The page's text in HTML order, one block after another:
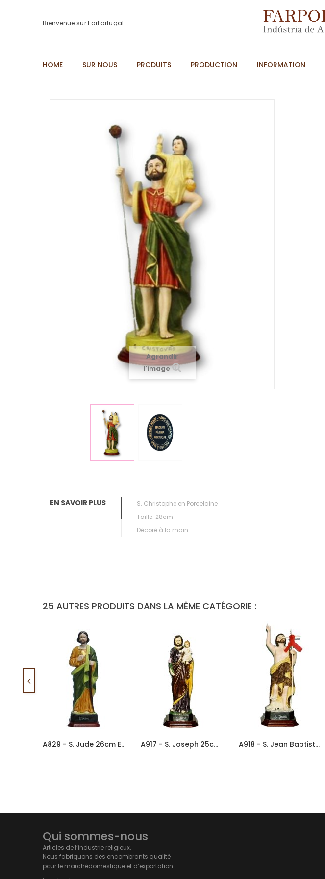
Bienvenue sur FarPortugal
HOME SUR NOUS PRODUITS PRODUCTION INFORMATION
Agrandir
l'image
EN SAVOIR PLUS
S. Christophe en Porcelaine
Taille: 28cm
Décoré à la main
25 AUTRES PRODUITS DANS LA MÊME CATÉGORIE :
A829 - S. Jude 26cm En Porcelaine A917 - S. Joseph 25cm En Porcelaine A918 - S. Jean Baptiste 25cm En...
Qui sommes-nous
Articles de l’industrie religieux.
Nous fabriquons des encombrants qualité
pour le marchédomestique et d’exportation